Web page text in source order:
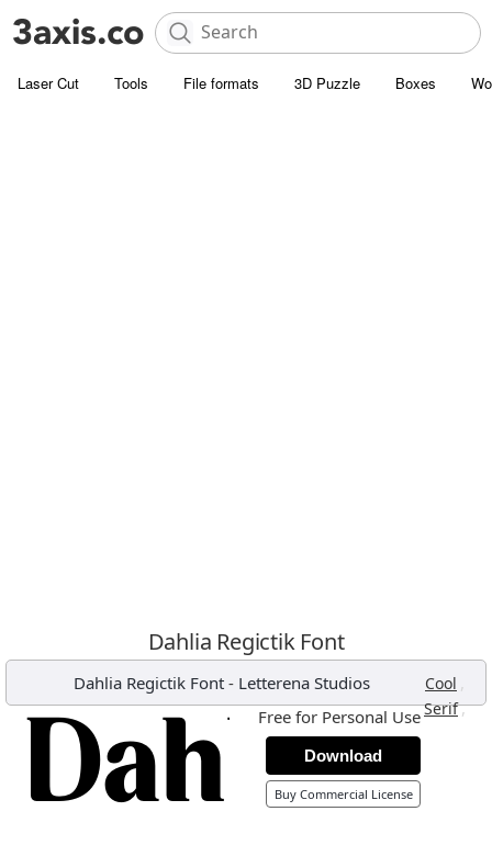
Laser Cut Tools File formats 3D Puzzle Boxes
Dahlia Regictik Font
Dahlia Regictik Font - Letterena Studios Cool ,
Serif,
Free for Personal Use
Download
Buy Commercial License